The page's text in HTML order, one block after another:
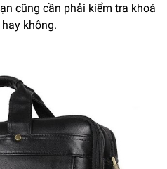
cũng cần phải kiểm tra khoá
không.